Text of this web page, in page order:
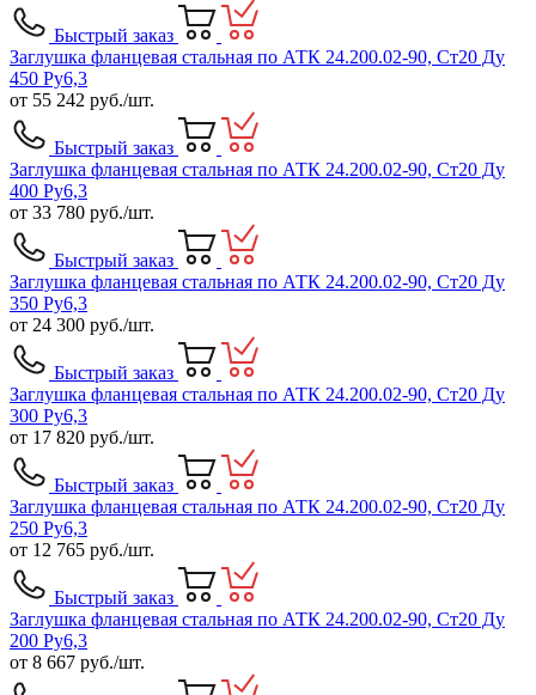
Быстрый заказ
Заглушка фланцевая стальная по АТК 24.200.02-90, Ст20 Ду
450 Ру6,3
от 55 242 руб./шт.
Быстрый заказ
Заглушка фланцевая стальная по АТК 24.200.02-90, Ст20 Ду
400 Ру6,3
от 33 780 руб./шт.
Быстрый заказ
Заглушка фланцевая стальная по АТК 24.200.02-90, Ст20 Ду
350 Ру6,3
от 24 300 руб./шт.
Быстрый заказ
Заглушка фланцевая стальная по АТК 24.200.02-90, Ст20 Ду
300 Ру6,3
от 17 820 руб./шт.
Быстрый заказ
Заглушка фланцевая стальная по АТК 24.200.02-90, Ст20 Ду
250 Ру6,3
от 12 765 руб./шт.
Быстрый заказ
Заглушка фланцевая стальная по АТК 24.200.02-90, Ст20 Ду
200 Ру6,3
от 8 667 руб./шт.